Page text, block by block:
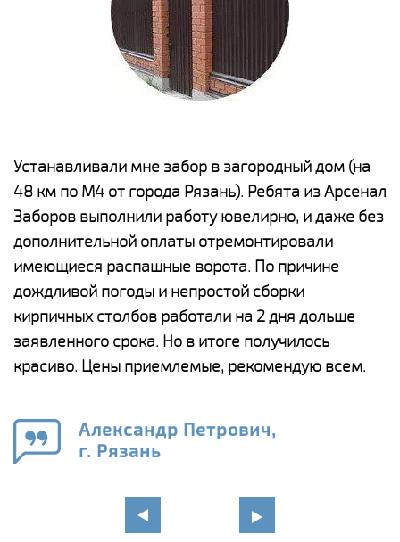
Устанавливали мне забор в загородный дом (на
48 км по М4 от города Рязань). Ребята из Арсенал
Заборов выполнили работу ювелирно, и даже без
дополнительной оплаты отремонтировали
имеющиеся распашные ворота. По причине
дождливой погоды и непростой сборки
кирпичных столбов работали на 2 дня дольше
заявленного срока. Но в итоге получилось
красиво. Цены приемлемые, рекомендую всем.
Александр Петрович,
г. Рязань